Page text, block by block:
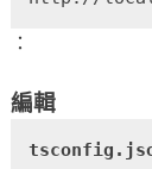
：
編輯